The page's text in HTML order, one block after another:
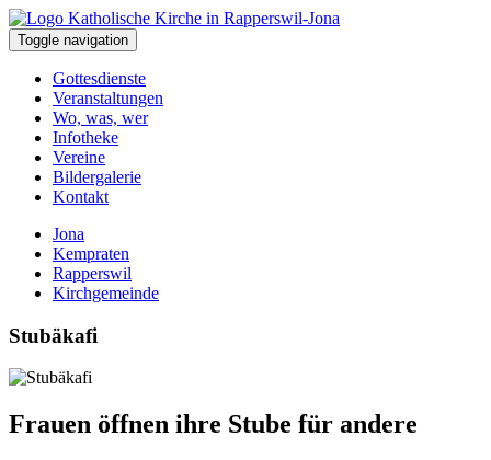
Toggle navigation
Gottesdienste
Veranstaltungen
Wo, was, wer
Infotheke
Vereine
Bildergalerie
Kontakt
Jona
Kempraten
Rapperswil
Kirchgemeinde
Stubäkafi
Frauen öffnen ihre Stube für andere